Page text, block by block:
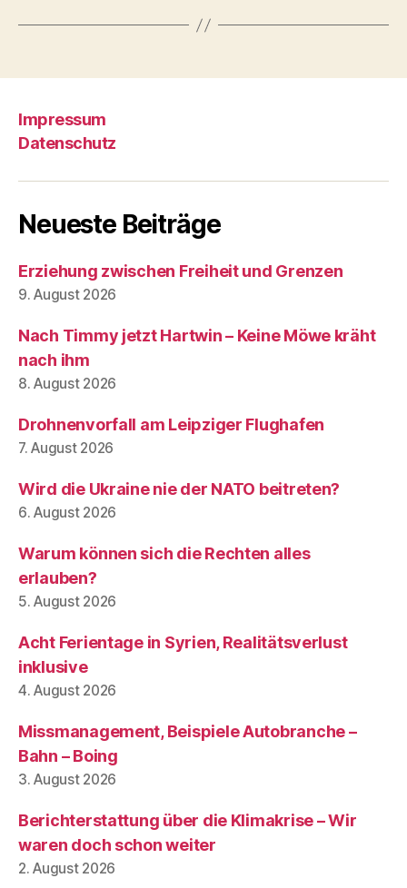
Impressum
Datenschutz
Neueste Beiträge
Erziehung zwischen Freiheit und Grenzen
9. August 2026
Nach Timmy jetzt Hartwin – Keine Möwe kräht
nach ihm
8. August 2026
Drohnenvorfall am Leipziger Flughafen
7. August 2026
Wird die Ukraine nie der NATO beitreten?
6. August 2026
Warum können sich die Rechten alles
erlauben?
5. August 2026
Acht Ferientage in Syrien, Realitätsverlust
inklusive
4. August 2026
Missmanagement, Beispiele Autobranche –
Bahn – Boing
3. August 2026
Berichterstattung über die Klimakrise – Wir
waren doch schon weiter
2. August 2026